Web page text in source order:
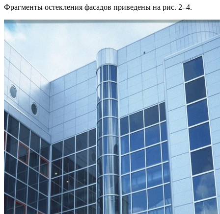
Фрагменты остекления фасадов приведены на рис. 2–4.